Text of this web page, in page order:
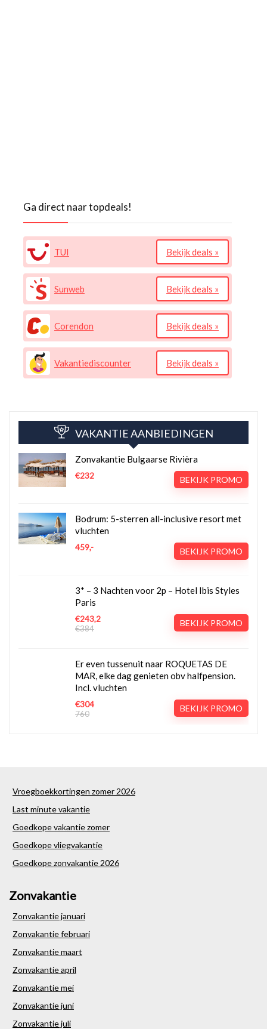
Ga direct naar topdeals!
TUI Bekijk deals »
Sunweb Bekijk deals »
Corendon Bekijk deals »
Vakantiediscounter Bekijk deals »
VAKANTIE AANBIEDINGEN
Zonvakantie Bulgaarse Rivièra
€232 BEKIJK PROMO
Bodrum: 5-sterren all-inclusive resort met
vluchten
459,- BEKIJK PROMO
3* – 3 Nachten voor 2p – Hotel Ibis Styles
Paris
€243,2
€384
BEKIJK PROMO
Er even tussenuit naar ROQUETAS DE
MAR, elke dag genieten obv halfpension.
Incl. vluchten
€304
760
BEKIJK PROMO
Vroegboekkortingen zomer 2026
Last minute vakantie
Goedkope vakantie zomer
Goedkope vliegvakantie
Goedkope zonvakantie 2026
Zonvakantie
Zonvakantie januari
Zonvakantie februari
Zonvakantie maart
Zonvakantie april
Zonvakantie mei
Zonvakantie juni
Zonvakantie juli